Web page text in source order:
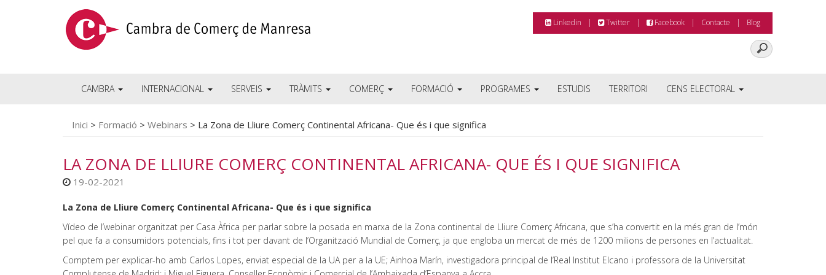
Linkedin Twitter Facebook Contacte Blog
CAMBRA INTERNACIONAL SERVEIS TRÀMITS COMERÇ FORMACIÓ PROGRAMES ESTUDIS TERRITORI CENS ELECTORAL
Inici > Formació > Webinars > La Zona de Lliure Comerç Continental Africana- Que és i que significa
LA ZONA DE LLIURE COMERÇ CONTINENTAL AFRICANA- QUE ÉS I QUE SIGNIFICA
19-02-2021
La Zona de Lliure Comerç Continental Africana- Que és i que significa
Vídeo de l’webinar organitzat per Casa Àfrica per parlar sobre la posada en marxa de la Zona continental de Lliure Comerç Africana, que s’ha convertit en la més gran de l’món
pel que fa a consumidors potencials, fins i tot per davant de l’Organització Mundial de Comerç, ja que engloba un mercat de més de 1200 milions de persones en l’actualitat.
Comptem per explicar-ho amb Carlos Lopes, enviat especial de la UA per a la UE; Ainhoa ​​Marín, investigadora principal de l’Real Institut Elcano i professora de la Universitat